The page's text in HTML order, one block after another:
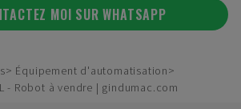
MOI SUR WHATSAPP
Équipement d'automatisation
- Robot à vendre | gindumac.com